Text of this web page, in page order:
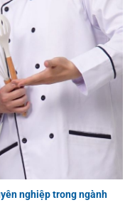
nghiệp trong ngành